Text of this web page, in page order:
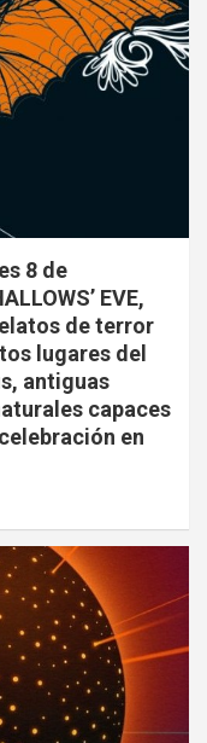
8 de
EVE,
de terror
lugares del
antiguas
capaces
en